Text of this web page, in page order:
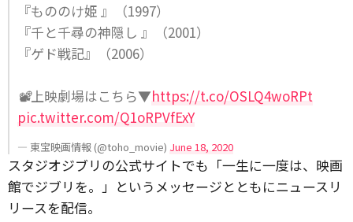
『もののけ姫 』（1997）
『千と千尋の神隠し 』（2001）
『ゲド戦記』（2006）
📽️上映劇場はこちら▼https://t.co/OSLQ4woRPt
pic.twitter.com/Q1oRPVfExY
— 東宝映画情報 (@toho_movie) June 18, 2020
スタジオジブリの公式サイトでも「一生に一度は、映画
館でジブリを。」というメッセージとともにニュースリ
リースを配信。